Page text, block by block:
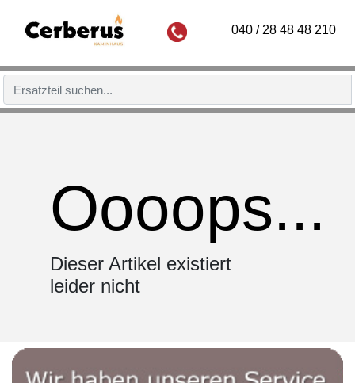
040 / 28 48 48 210
Oooops...
Dieser Artikel existiert
leider nicht